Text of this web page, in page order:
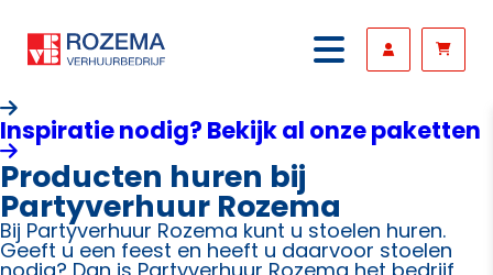
Inspiratie nodig? Bekijk al onze paketten
Producten huren bij
Partyverhuur Rozema
Bij Partyverhuur Rozema kunt u stoelen huren.
Geeft u een feest en heeft u daarvoor stoelen